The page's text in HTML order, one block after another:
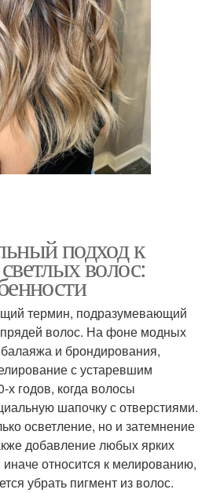
подход к
волос:
термин, подразумевающий
волос. На фоне модных
и брондирования,
с устаревшим
годов, когда волосы
шапочку с отверстиями.
осветление, но и затемнение
добавление любых ярких
иначе относится к мелированию,
убрать пигмент из волос.